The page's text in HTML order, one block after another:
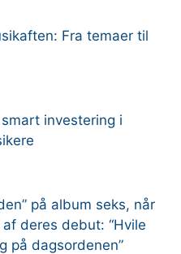
Fra temaer til
investering i
på album seks, når
deres debut: “Hvile
på dagsordenen”